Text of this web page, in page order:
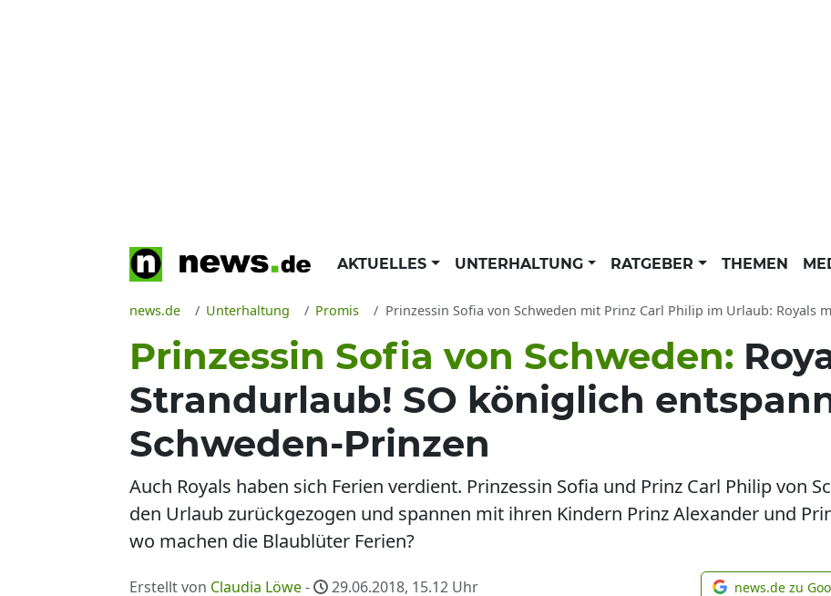
AKTUELLES UNTERHALTUNG RATGEBER THEMEN
news.de Unterhaltung Promis Prinzessin Sofia von Schweden mit Prinz Carl Philip im Urlaub: Royals machen
Prinzessin Sofia von Schweden:
Strandurlaub! SO königlich
Schweden-Prinzen
Auch Royals haben sich Ferien verdient. Prinzessin Sofia und Prinz Carl Philip von
den Urlaub zurückgezogen und spannen mit ihren Kindern Prinz Alexander und
wo machen die Blaublüter Ferien?
Erstellt von Claudia Löwe- 29.06.2018, 15.12 Uhr news.de zu